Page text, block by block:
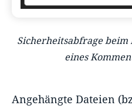
Sicherheitsabfrage
eines
Angehängte Dateien